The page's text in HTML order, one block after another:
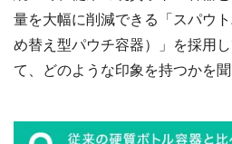
量を大幅に削減できる「スパウ
め替え型パウチ容器）」を採用
て、どのような印象を持つかを聞